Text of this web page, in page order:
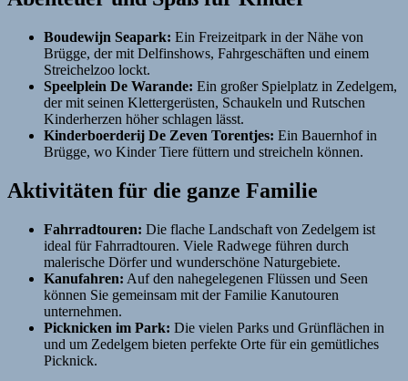
Boudewijn Seapark: Ein Freizeitpark in der Nähe von
Brügge, der mit Delfinshows, Fahrgeschäften und einem
Streichelzoo lockt.
Speelplein De Warande: Ein großer Spielplatz in Zedelgem,
der mit seinen Klettergerüsten, Schaukeln und Rutschen
Kinderherzen höher schlagen lässt.
Kinderboerderij De Zeven Torentjes: Ein Bauernhof in
Brügge, wo Kinder Tiere füttern und streicheln können.
Aktivitäten für die ganze Familie
Fahrradtouren: Die flache Landschaft von Zedelgem ist
ideal für Fahrradtouren. Viele Radwege führen durch
malerische Dörfer und wunderschöne Naturgebiete.
Kanufahren: Auf den nahegelegenen Flüssen und Seen
können Sie gemeinsam mit der Familie Kanutouren
unternehmen.
Picknicken im Park: Die vielen Parks und Grünflächen in
und um Zedelgem bieten perfekte Orte für ein gemütliches
Picknick.